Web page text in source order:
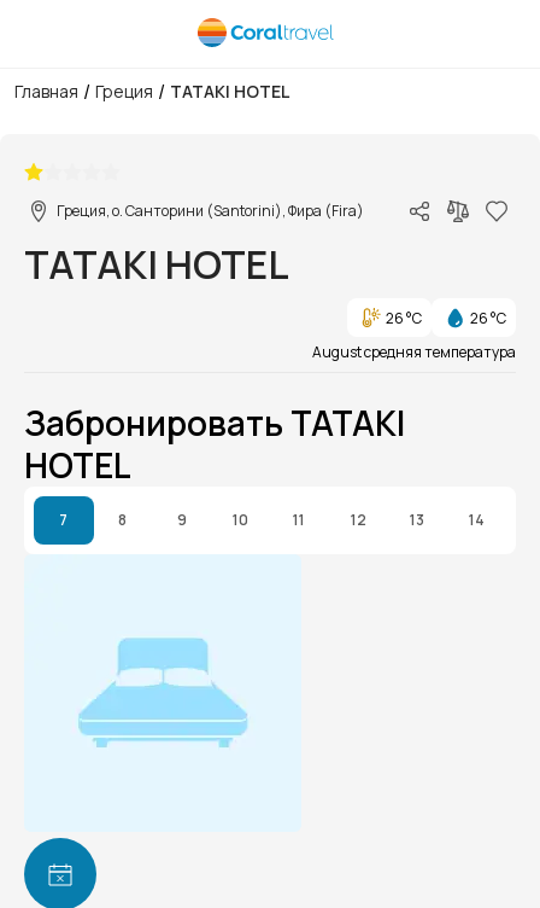
Главная / Греция / TATAKI HOTEL
Греция, о. Санторини (Santorini), Фира (Fira)
TATAKI HOTEL
26 °C
26 °C
August средняя температура
Забронировать TATAKI
HOTEL
7 8 9 10 11 12 13 14